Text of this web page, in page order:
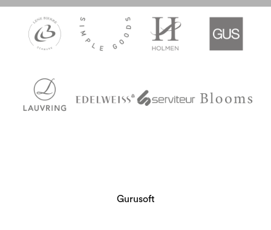
Gurusoft